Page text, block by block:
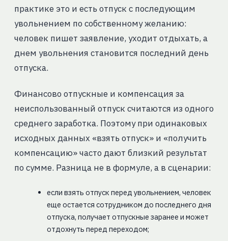
практике это и есть отпуск с последующим
увольнением по собственному желанию:
человек пишет заявление, уходит отдыхать, а
днем увольнения становится последний день
отпуска.
Финансово отпускные и компенсация за
неиспользованный отпуск считаются из одного
среднего заработка. Поэтому при одинаковых
исходных данных «взять отпуск» и «получить
компенсацию» часто дают близкий результат
по сумме. Разница не в формуле, а в сценарии:
если взять отпуск перед увольнением, человек
еще остается сотрудником до последнего дня
отпуска, получает отпускные заранее и может
отдохнуть перед переходом;